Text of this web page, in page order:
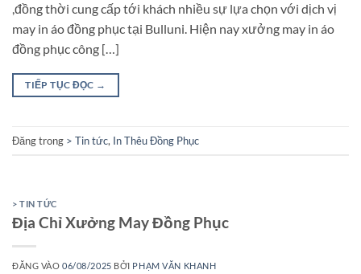
,đồng thời cung cấp tới khách nhiều sự lựa chọn với dịch vị
may in áo đồng phục tại Bulluni. Hiện nay xưởng may in áo
đồng phục công […]
TIẾP TỤC ĐỌC →
Đăng trong > Tin tức, In Thêu Đồng Phục
> TIN TỨC
Địa Chỉ Xưởng May Đồng Phục
ĐĂNG VÀO06/08/2025 BỞI PHẠM VĂN KHANH